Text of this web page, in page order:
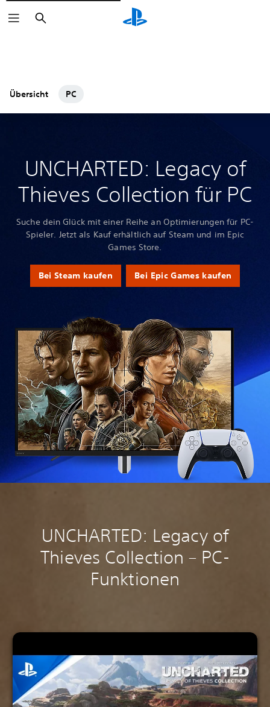
Suchen
Übersicht PC
UNCHARTED: Legacy of
Thieves Collection für PC
Suche dein Glück mit einer Reihe an Optimierungen für PC-
Spieler. Jetzt als Kauf erhältlich auf Steam und im Epic
Games Store.
Bei Steam kaufen Bei Epic Games kaufen
UNCHARTED: Legacy of
Thieves Collection – PC-
Funktionen